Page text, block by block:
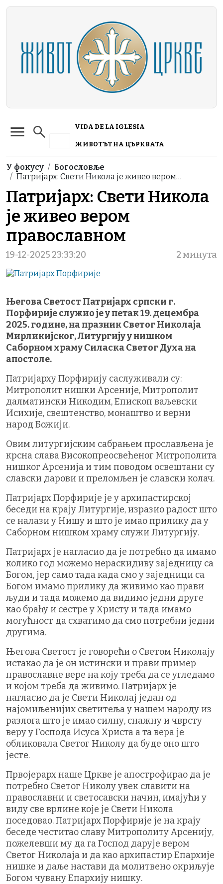
Skip to main content
VIDA DE LA IGLESIA
ЖИВОТЪТ НА ЦЪРКВАТА
Breadcrumb
У фокусу
Богословље
Патријарх: Свети Никола је живео вером…
Патријарх: Свети Никола
је живео вером
православном
19-12-2025 23:33:20 2 минута
Његова Светост Патријарх српски г.
Порфирије служио је у петак 19. децембра
2025. године, на празник Светог Николаја
Мирликијског, Литургију у нишком
Саборном храму Силаска Светог Духа на
апостоле.
Патријарху Порфирију саслуживали су:
Митрополит нишки Арсеније, Митрополит
далматински Никодим, Епископ ваљевски
Исихије, свештенство, монаштво и верни
народ Божији.
Овим литургијским сабрањем прослављена је
крсна слава Високопреосвећеног Митрополита
нишког Арсенија и тим поводом освештани су
славски дарови и преломљен је славски колач.
Патријарх Порфирије је у архипастирској
беседи на крају Литургије, изразио радост што
се налази у Нишу и што је имао прилику да у
Саборном нишком храму служи Литургију.
Патријарх је нагласио да је потребно да имамо
колико год можемо нераскидиву заједницу са
Богом, јер само тада када смо у заједници са
Богом имамо прилику да живимо као прави
људи и тада можемо да видимо једни друге
као браћу и сестре у Христу и тада имамо
могућност да схватимо да смо потребни једни
другима.
Његова Светост је говорећи о Светом Николају
истакао да је он истински и прави пример
православне вере на коју треба да се угледамо
и којом треба да живимо. Патријарх је
нагласио да је Свети Николај један од
најомиљенијих светитеља у нашем народу из
разлога што је имао силну, снажну и чврсту
веру у Господа Исуса Христа а та вера је
обликовала Светог Николу да буде оно што
јесте.
Првојерарх наше Цркве је апострофирао да је
потребно Светог Николу увек славити на
православни и светосавски начин, имајући у
виду све врлине које је Свети Никола
поседовао. Патријарх Порфирије је на крају
беседе честитао славу Митрополиту Арсенију,
пожелевши му да га Господ дарује вером
Светог Николаја и да као архипастир Епархије
нишке и даље настави да молитвено окриљује
Богом чувану Епархију нишку.